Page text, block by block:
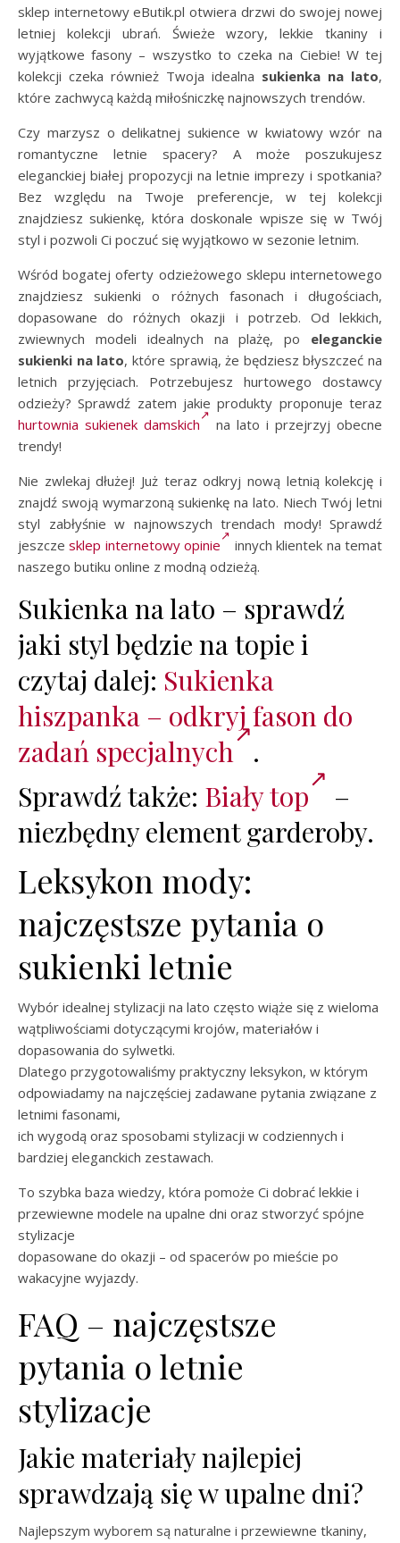
sklep internetowy eButik.pl otwiera drzwi do swojej nowej
letniej kolekcji ubrań. Świeże wzory, lekkie tkaniny i
wyjątkowe fasony – wszystko to czeka na Ciebie! W tej
kolekcji czeka również Twoja idealna sukienka na lato,
które zachwycą każdą miłośniczkę najnowszych trendów.
Czy marzysz o delikatnej sukience w kwiatowy wzór na
romantyczne letnie spacery? A może poszukujesz
eleganckiej białej propozycji na letnie imprezy i spotkania?
Bez względu na Twoje preferencje, w tej kolekcji
znajdziesz sukienkę, która doskonale wpisze się w Twój
styl i pozwoli Ci poczuć się wyjątkowo w sezonie letnim.
Wśród bogatej oferty odzieżowego sklepu internetowego
znajdziesz sukienki o różnych fasonach i długościach,
dopasowane do różnych okazji i potrzeb. Od lekkich,
zwiewnych modeli idealnych na plażę, po eleganckie
sukienki na lato, które sprawią, że będziesz błyszczeć na
letnich przyjęciach. Potrzebujesz hurtowego dostawcy
odzieży? Sprawdź zatem jakie produkty proponuje teraz
hurtownia sukienek damskich
na lato i przejrzyj obecne
trendy!
Nie zwlekaj dłużej! Już teraz odkryj nową letnią kolekcję i
znajdź swoją wymarzoną sukienkę na lato. Niech Twój letni
styl zabłyśnie w najnowszych trendach mody! Sprawdź
jeszczesklep internetowy opinie
innych klientek na temat
naszego butiku online z modną odzieżą.
Sukienka na lato – sprawdź
jaki styl będzie na topie i
czytaj dalej: Sukienka
hiszpanka – odkryj fason do
zadań specjalnych .
Sprawdź także: Biały top
–
niezbędny element garderoby.
Leksykon mody:
najczęstsze pytania o
sukienki letnie
Wybór idealnej stylizacji na lato często wiąże się z wieloma
wątpliwościami dotyczącymi krojów, materiałów i
dopasowania do sylwetki.
Dlatego przygotowaliśmy praktyczny leksykon, w którym
odpowiadamy na najczęściej zadawane pytania związane z
letnimi fasonami,
ich wygodą oraz sposobami stylizacji w codziennych i
bardziej eleganckich zestawach.
To szybka baza wiedzy, która pomoże Ci dobrać lekkie i
przewiewne modele na upalne dni oraz stworzyć spójne
stylizacje
dopasowane do okazji – od spacerów po mieście po
wakacyjne wyjazdy.
FAQ – najczęstsze
pytania o letnie
stylizacje
Jakie materiały najlepiej
sprawdzają się w upalne dni?
Najlepszym wyborem są naturalne i przewiewne tkaniny,